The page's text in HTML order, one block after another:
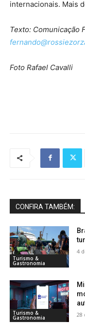
internacionais. Mais
Texto: Comunicação
Foto Rafael Cavalli
CONFIRA TAMBÉM:
Turismo &
Gastronomia
4
Turismo &
Gastronomia 28